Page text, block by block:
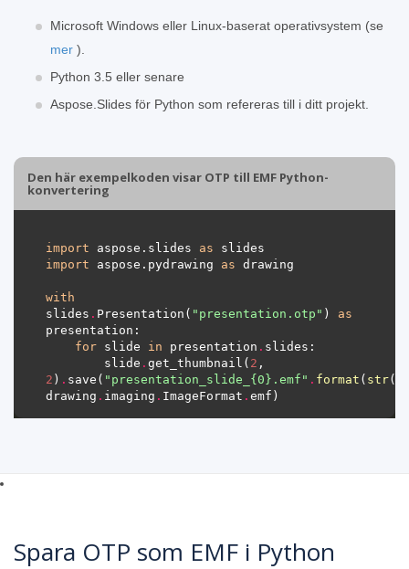
Microsoft Windows eller Linux-baserat operativsystem (se
mer ).
Python 3.5 eller senare
Aspose.Slides för Python som refereras till i ditt projekt.
Den här exempelkoden visar OTP till EMF Python-
konvertering
import aspose.slides as
import aspose.pydrawing as
with
slides . Presentation( "presentation.otp" ) as
for slide in presentation .
        slide
. get_thumbnail( 2
2 ) . save( "presentation_slide_ {0} .emf" . format ( str
drawing . imaging . ImageFormat .
Spara OTP som EMF i Python